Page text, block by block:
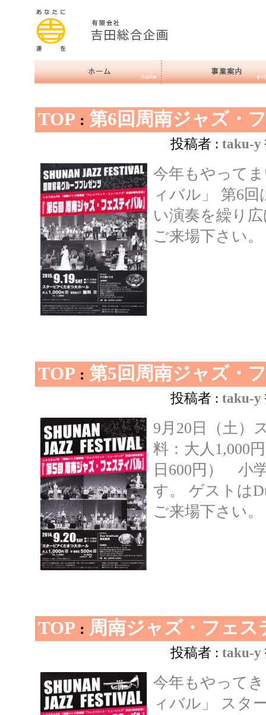
TOP : 第6回周南ジャズ・
投稿者 : taku-y
今年もやって
ィバル」 第6
い演奏を繰り
ご来場下さい。
TOP : 第5回周南ジャズ・
投稿者 : taku-y
9月20日（土）
料：大人1,000
日600円） 小
す。 ゲストは
ご来場下さい。
TOP : 周南ジャズ・フェ
投稿者 : taku-y
今年もやって
ィバル」 スタ